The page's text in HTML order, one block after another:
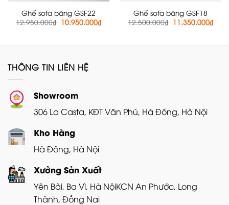
Ghế sofa băng GSF22
12.950.000₫ Giá
gốc
10.950.000₫Giá
hiện
Ghế sofa băng GSF18
12.500.000₫ Giá
gốc
11.350.000₫Giá
hiện
THÔNG TIN LIÊN HỆ
Showroom
306 La Casta, KĐT Văn Phú, Hà Đông, Hà Nội
Kho Hàng
Hà Đông, Hà Nội
Xưởng Sản Xuất
Yên Bài, Ba Vì, Hà NộiKCN An Phước, Long
Thành, Đồng Nai